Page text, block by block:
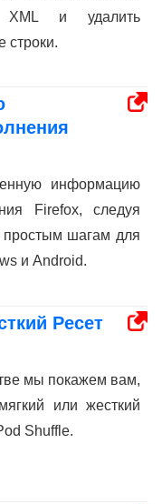
и удалить
строки.
информацию
Firefox, следуя
шагам для
и Android.
Ресет
мы покажем вам,
или жесткий
Shuffle.